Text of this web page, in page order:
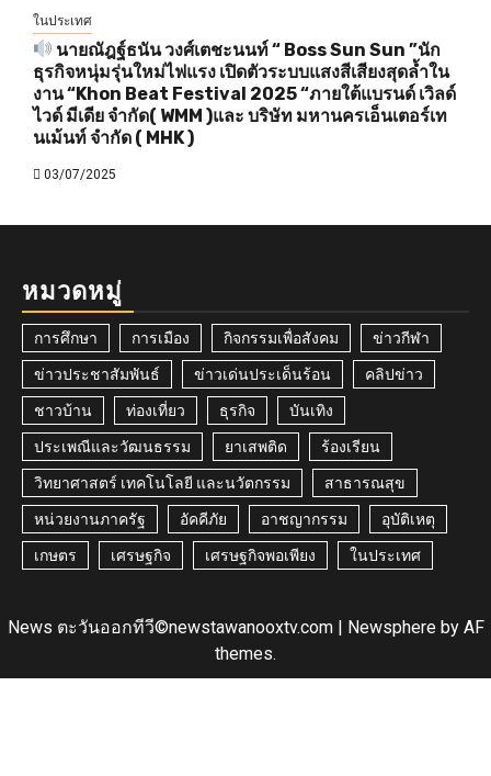
ในประเทศ
นายณัฎฐ์ธนัน วงศ์เตชะนนท์ “ Boss Sun Sun ”นัก
ธุรกิจหนุ่มรุ่นใหม่ไฟแรง เปิดตัวระบบแสงสีเสียงสุดล้ำใน
งาน “Khon Beat Festival 2025 “ภายใต้แบรนด์ เวิลด์
ไวด์ มีเดีย จำกัด( WMM )และ บริษัท มหานครเอ็นเตอร์เท
นเม้นท์ จำกัด ( MHK )
03/07/2025
หมวดหมู่
การศึกษา การเมือง กิจกรรมเพื่อสังคม ข่าวกีฬา
ข่าวประชาสัมพันธ์ ข่าวเด่นประเด็นร้อน คลิปข่าว
ชาวบ้าน ท่องเที่ยว ธุรกิจ บันเทิง
ประเพณีและวัฒนธรรม ยาเสพติด ร้องเรียน
วิทยาศาสตร์ เทคโนโลยี และนวัตกรรม สาธารณสุข
หน่วยงานภาครัฐ อัคคีภัย อาชญากรรม อุบัติเหตุ
เกษตร เศรษฐกิจ เศรษฐกิจพอเพียง ในประเทศ
News ตะวันออกทีวี©newstawanooxtv.com | Newsphereby AF
themes.